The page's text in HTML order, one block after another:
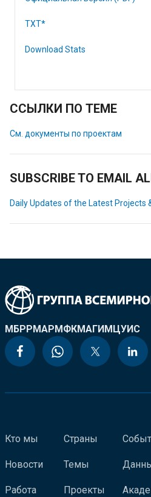
TXT*
Download Stats
ССЫЛКИ ПО ТЕМЕ
См. документы по проектам
SUBSCRIBE TO EMAIL
Daily Updates of the Latest Projects
МБРРМАРМФКМАГИМЦУИС
Кто мы
Новости
Работа
Страны
Темы
Проекты